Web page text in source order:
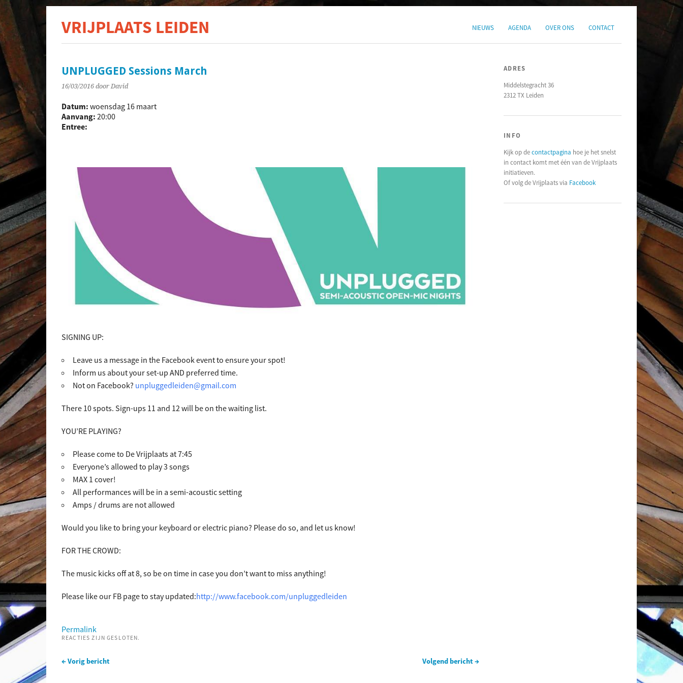
NIEUWS AGENDA OVER ONS CONTACT
VRIJPLAATS LEIDEN
UNPLUGGED Sessions March
16/03/2016 door David
Datum: woensdag 16 maart
Aanvang: 20:00
Entree:
SIGNING UP:
Leave us a message in the Facebook event to ensure your spot!
Inform us about your set-up AND preferred time.
Not on Facebook? unpluggedleiden@gmail.com
There 10 spots. Sign-ups 11 and 12 will be on the waiting list.
YOU’RE PLAYING?
Please come to De Vrijplaats at 7:45
Everyone’s allowed to play 3 songs
MAX 1 cover!
All performances will be in a semi-acoustic setting
Amps / drums are not allowed
Would you like to bring your keyboard or electric piano? Please do so, and let us know!
FOR THE CROWD:
The music kicks off at 8, so be on time in case you don’t want to miss anything!
Please like our FB page to stay updated:http://www.facebook.com/unpluggedleiden
Permalink
REACTIES ZIJN GESLOTEN.
← Vorig bericht Volgend bericht →
ADRES
Middelstegracht 36
2312 TX Leiden
INFO
Kijk op decontactpagina hoe je het snelst
in contact komt met één van de Vrijplaats
initiatieven.
Of volg de Vrijplaats via Facebook